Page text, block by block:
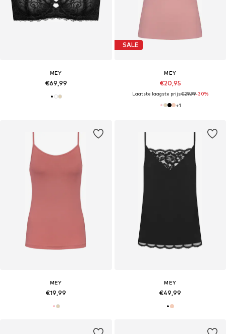
MEY
€69,99
SALE
MEY
€20,95
Laatste laagste prijs:€29,99-30%
+1
MEY
€19,99
MEY
€49,99